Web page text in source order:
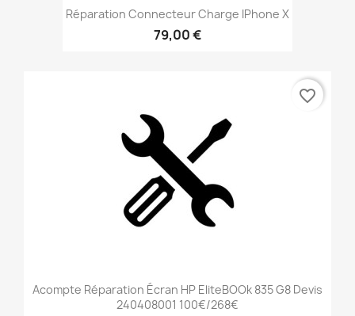
Réparation Connecteur Charge IPhone X
79,00 €
Acompte Réparation Écran HP EliteBOOk 835 G8 Devis
240408001 100€/268€
favorite_border